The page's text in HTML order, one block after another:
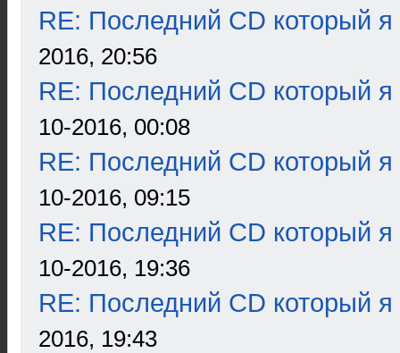
RE: Последний CD который я
2016, 20:56
RE: Последний CD который я
10-2016, 00:08
RE: Последний CD который я
10-2016, 09:15
RE: Последний CD который я
10-2016, 19:36
RE: Последний CD который я
2016, 19:43